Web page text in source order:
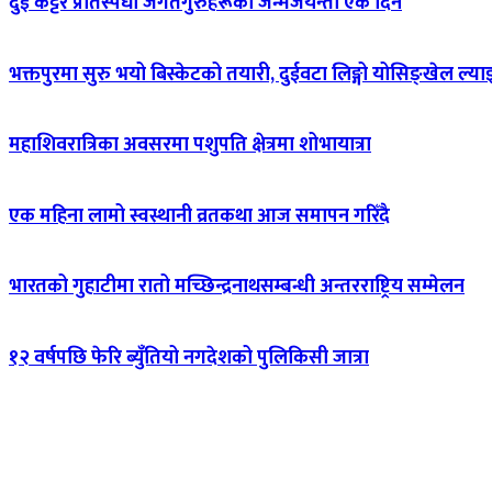
भक्तपुरमा सुरु भयो बिस्केटको तयारी, दुईवटा लिङ्गो योसिङ्खेल
महाशिवरात्रिका अवसरमा पशुपति क्षेत्रमा शोभायात्रा
एक महिना लामो स्वस्थानी व्रतकथा आज समापन गरिँदै
भारतको गुहाटीमा रातो मच्छिन्द्रनाथसम्बन्धी अन्तरराष्ट्रिय सम्मेलन
१२ वर्षपछि फेरि ब्युँतियो नगदेशको पुलिकिसी जात्रा